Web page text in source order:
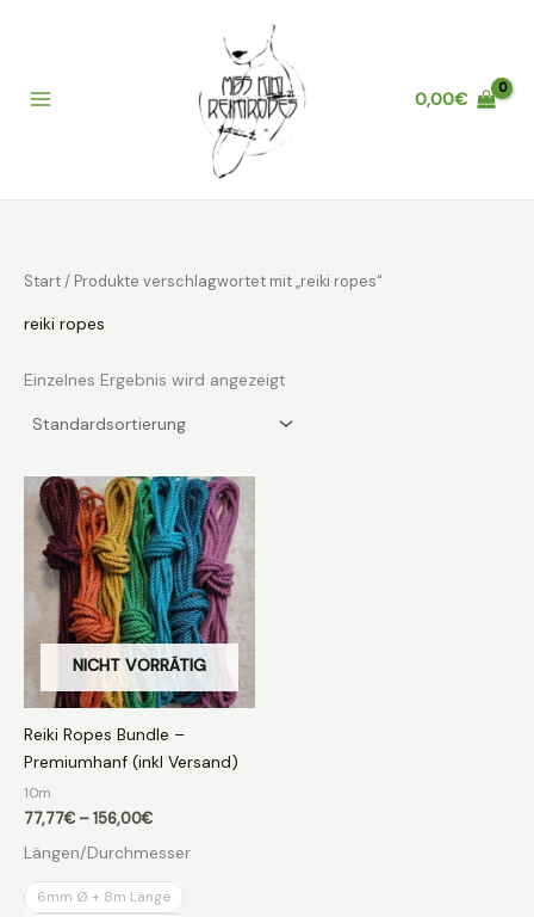
0,00€
Start/ Produkte verschlagwortet mit „reiki ropes“
reiki ropes
Einzelnes Ergebnis wird angezeigt
NICHT VORRÄTIG
Reiki Ropes Bundle –
Premiumhanf (inkl Versand)
10m
77,77€ –156,00€Preisspanne:
bis
Längen/Durchmesser
6mm Ø + 8m Länge